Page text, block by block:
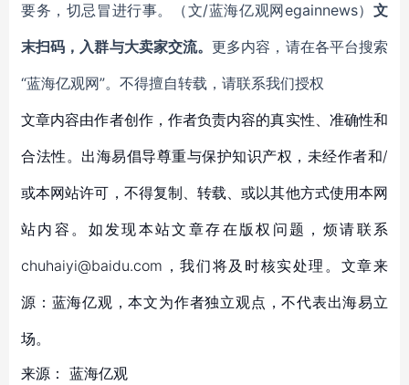
要务，切忌冒进行事。（文/蓝海亿观网egainnews） 文
末扫码，入群与大卖家交流。更多内容，请在各平台搜索
“蓝海亿观网”。不得擅自转载，请联系我们授权
文章内容由作者创作，作者负责内容的真实性、准确性和
合法性。出海易倡导尊重与保护知识产权，未经作者和/
或本网站许可，不得复制、转载、或以其他方式使用本网
站内容。如发现本站文章存在版权问题，烦请联系
chuhaiyi@baidu.com，我们将及时核实处理。文章来
源：蓝海亿观，本文为作者独立观点，不代表出海易立
场。
来源： 蓝海亿观